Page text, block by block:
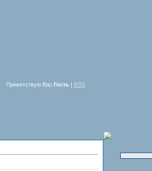
Приветствую Вас Гость | RSS